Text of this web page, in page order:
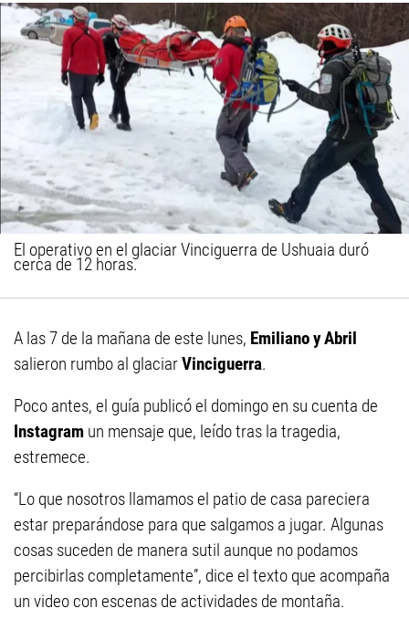
El operativo en el glaciar Vinciguerra de Ushuaia duró
cerca de 12 horas.
A las 7 de la mañana de este lunes, Emiliano y Abril
salieron rumbo al glaciarVinciguerra.
Poco antes, el guía publicó el domingo en su cuenta de
Instagram un mensaje que, leído tras la tragedia,
estremece.
“Lo que nosotros llamamos el patio de casa pareciera
estar preparándose para que salgamos a jugar. Algunas
cosas suceden de manera sutil aunque no podamos
percibirlas completamente”, dice el texto que acompaña
un video con escenas de actividades de montaña.